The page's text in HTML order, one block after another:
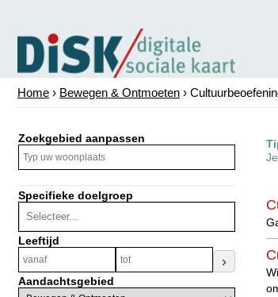
Home › Bewegen & Ontmoeten ›
Zoekgebied aanpassen
Specifieke doelgroep
Leeftijd
›
Aandachtsgebied